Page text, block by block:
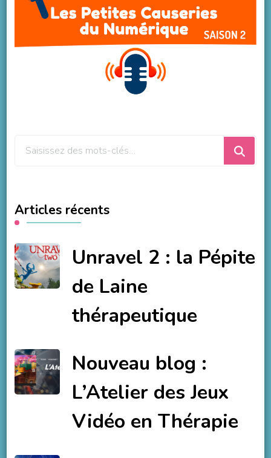
?
Articles récents
Unravel 2 : la Pépite
de Laine
thérapeutique
Nouveau blog :
L’Atelier des Jeux
Vidéo en Thérapie